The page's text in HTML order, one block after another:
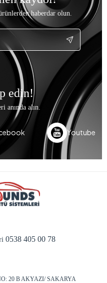
haberdar olun.
edin!
anında alın.
Youtube
0538 405 00 78
20 B AKYAZI/ SAKARYA